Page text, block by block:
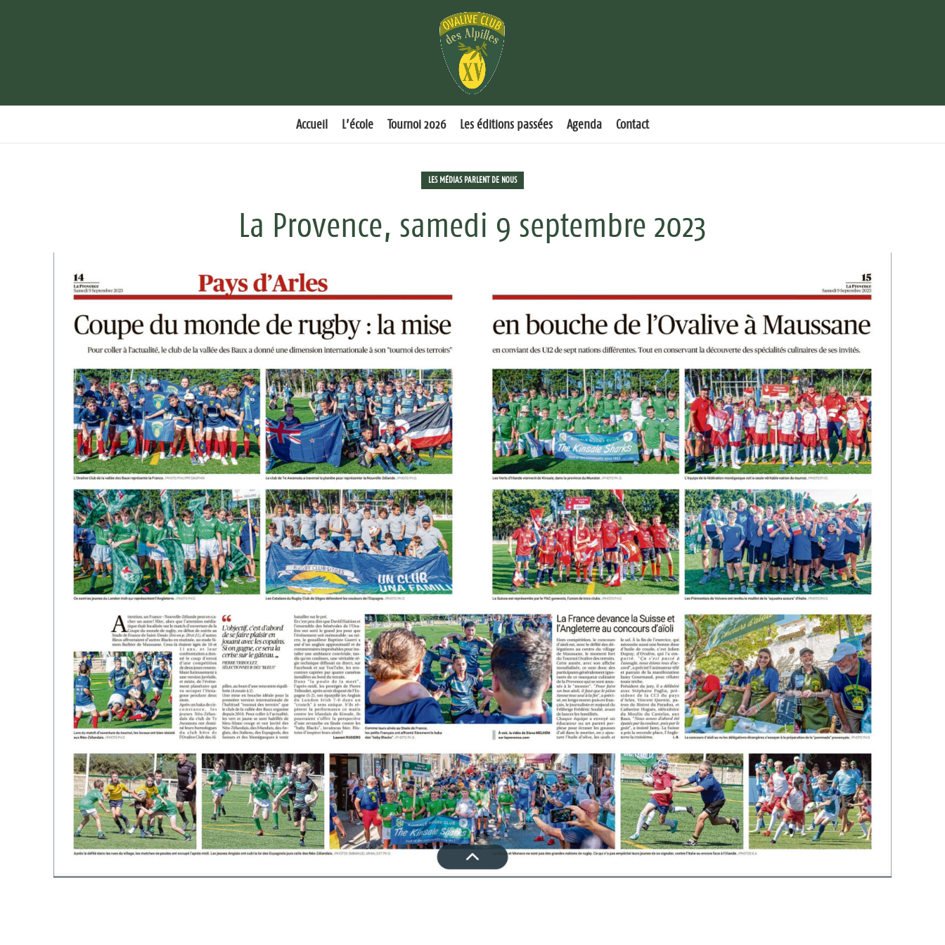
Accueil L’école Tournoi 2026 Les éditions passées Agenda Contact
LES MÉDIAS PARLENT DE NOUS
La Provence, samedi 9 septembre 2023